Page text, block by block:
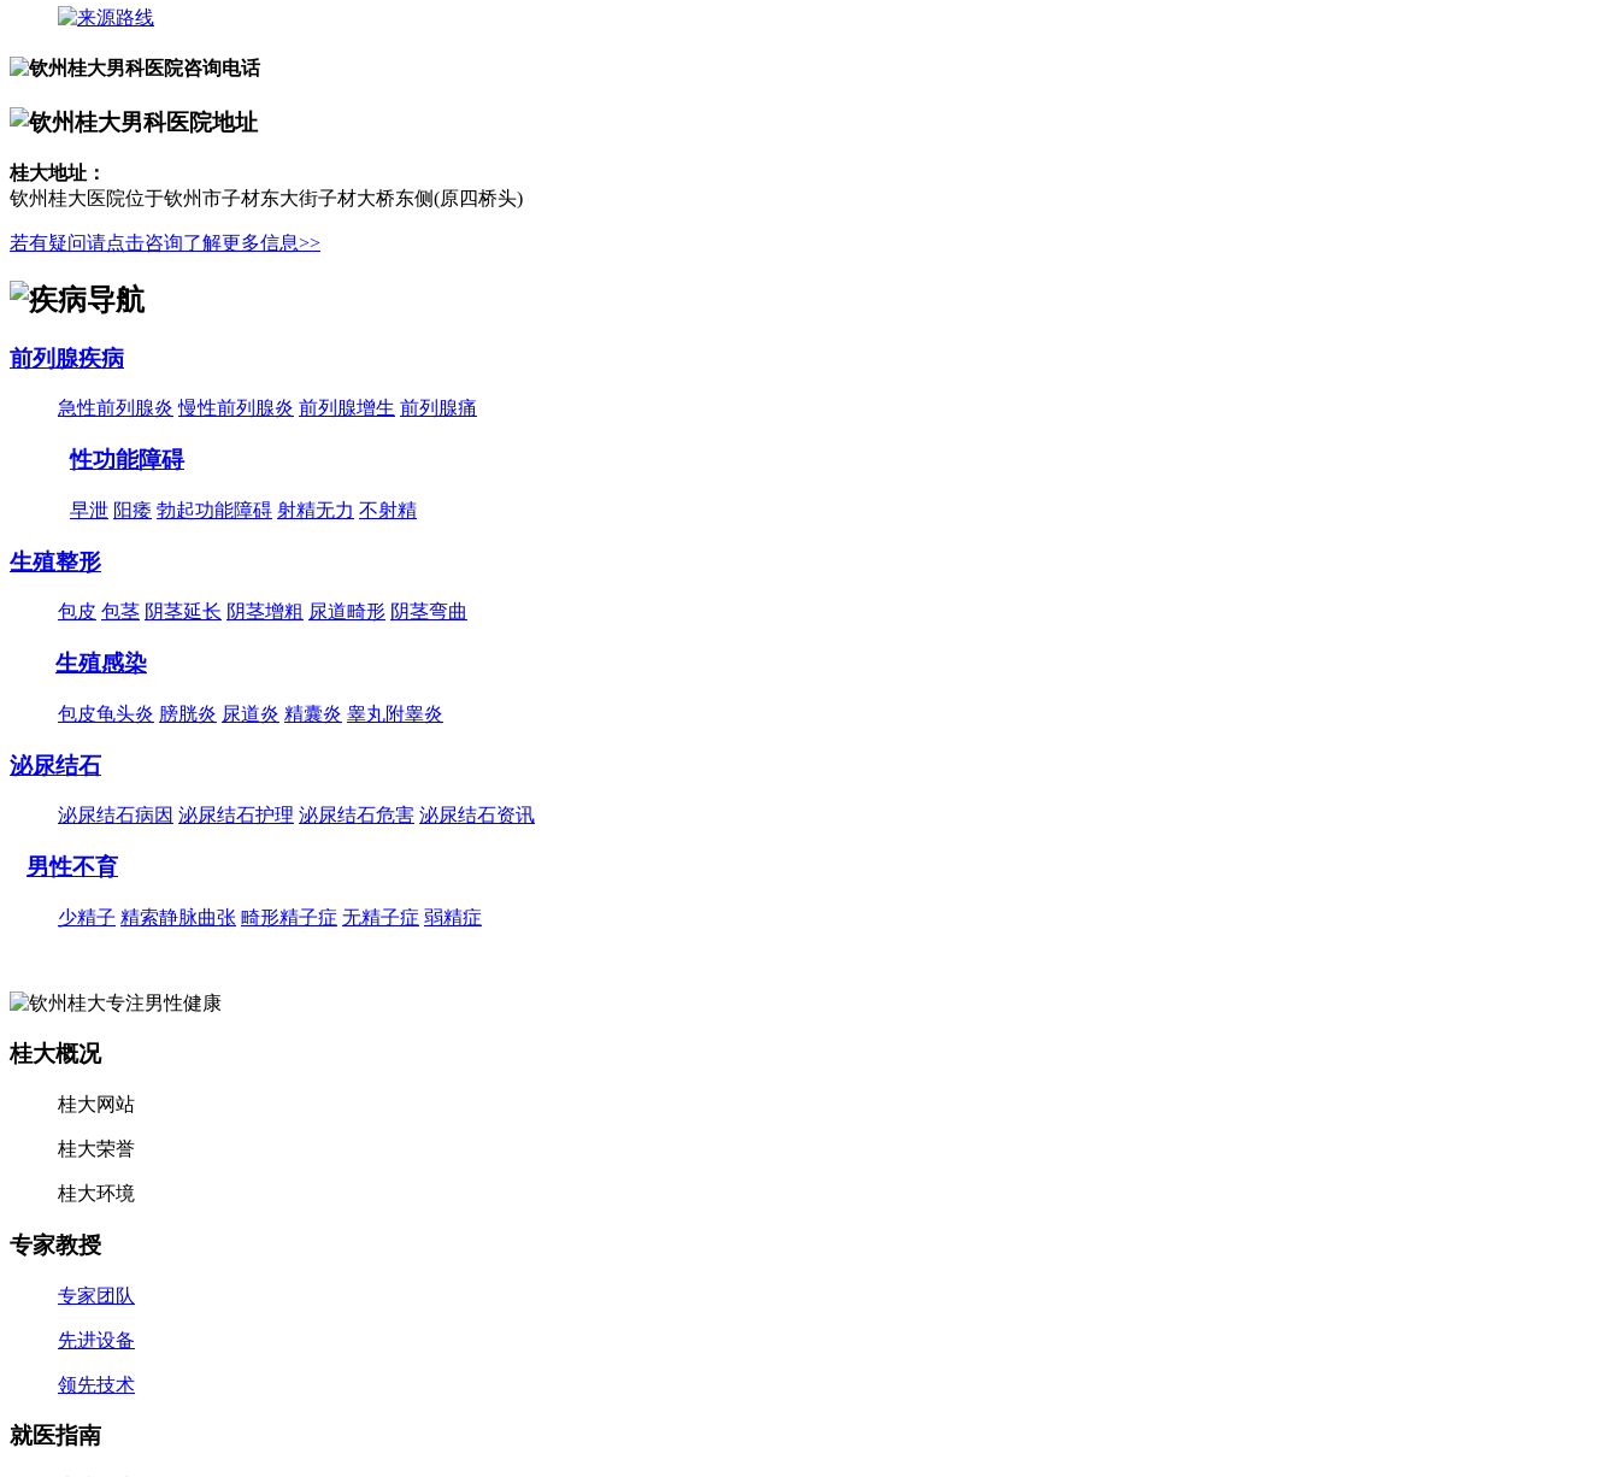
桂大地址：
钦州桂大医院位于钦州市子材东大街子材大桥东侧(原四桥头)
若有疑问请点击咨询了解更多信息>>
前列腺疾病
急性前列腺炎 慢性前列腺炎 前列腺增生 前列腺痛
性功能障碍
早泄 阳痿 勃起功能障碍 射精无力 不射精
生殖整形
包皮 包茎 阴茎延长 阴茎增粗 尿道畸形 阴茎弯曲
生殖感染
包皮龟头炎 膀胱炎 尿道炎 精囊炎 睾丸附睾炎
泌尿结石
泌尿结石病因 泌尿结石护理 泌尿结石危害 泌尿结石资讯
男性不育
少精子 精索静脉曲张 畸形精子症 无精子症 弱精症
桂大概况
桂大网站
桂大荣誉
桂大环境
专家教授
专家团队
先进设备
领先技术
就医指南